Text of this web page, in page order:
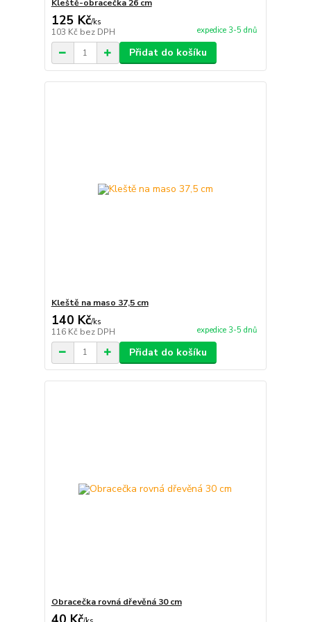
Kleště-obracečka 26 cm
125 Kč/ks
103 Kč bez DPH expedice 3-5 dnů
Přidat do košíku
Kleště na maso 37,5 cm
140 Kč/ks
116 Kč bez DPH expedice 3-5 dnů
Přidat do košíku
Obracečka rovná dřevěná 30 cm